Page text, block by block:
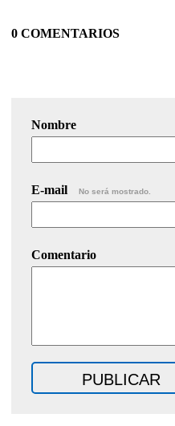
0 COMENTARIOS
Nombre
E-mail No será mostrado.
Comentario